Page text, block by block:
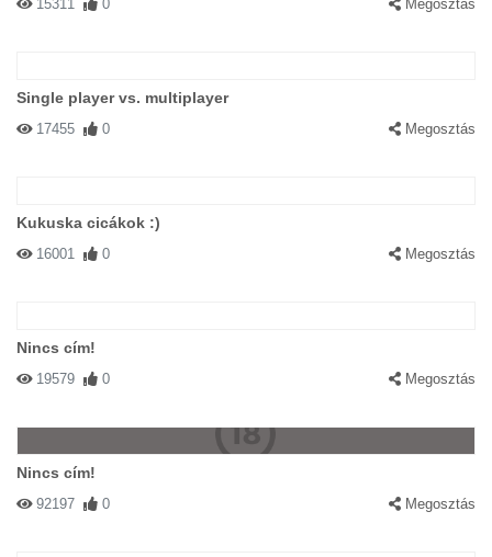
15311 0 Megosztás
Single player vs. multiplayer
17455 0 Megosztás
Kukuska cicákok :)
16001 0 Megosztás
Nincs cím!
19579 0 Megosztás
Nincs cím!
92197 0 Megosztás